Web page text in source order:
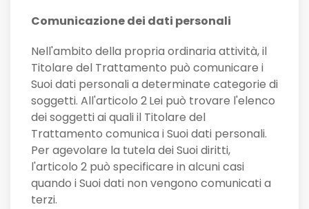
Comunicazione dei dati personali
Nell'ambito della propria ordinaria attività, il
Titolare del Trattamento può comunicare i
Suoi dati personali a determinate categorie di
soggetti. All'articolo 2Lei può trovare l'elenco
dei soggetti ai quali il Titolare del
Trattamento comunica i Suoi dati personali.
Per agevolare la tutela dei Suoi diritti,
l'articolo 2 può specificare in alcuni casi
quando i Suoi dati non vengono comunicati a
terzi.